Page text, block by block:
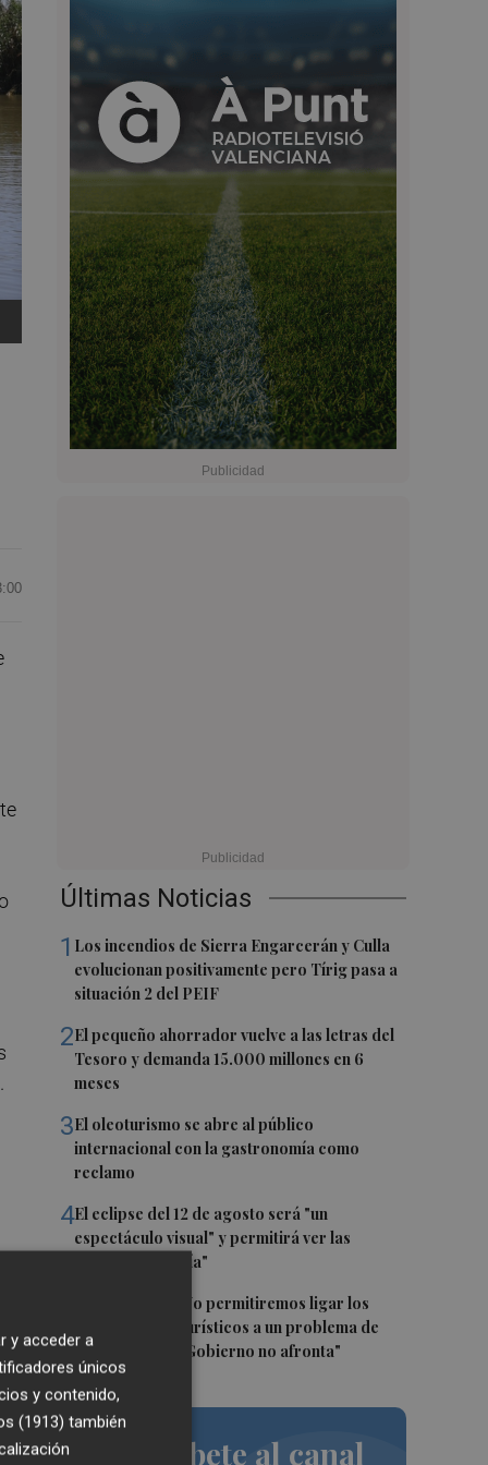
Últimas Noticias
1 Los incendios de Sierra Engarcerán y Culla
evolucionan positivamente pero Tírig pasa a
situación 2 del PEIF
2El pequeño ahorrador vuelve a las letras del
Tesoro y demanda 15.000 millones en 6
meses
3El oleoturismo se abre al público
internacional con la gastronomía como
reclamo
4El eclipse del 12 de agosto será "un
espectáculo visual" y permitirá ver las
perseidas "de día"
Marián Cano: "No permitiremos ligar los
apartamentos turísticos a un problema de
vivienda que el Gobierno no afronta"
Suscríbete al canal
y acceder a
únicos
y contenido,
(1913) también